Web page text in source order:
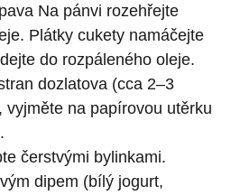
Na pánvi rozehřejte
Plátky cukety namáčejte
do rozpáleného oleje.
dozlatova (cca 2–3
vyjměte na papírovou utěrku
čerstvými bylinkami.
dipem (bílý jogurt,